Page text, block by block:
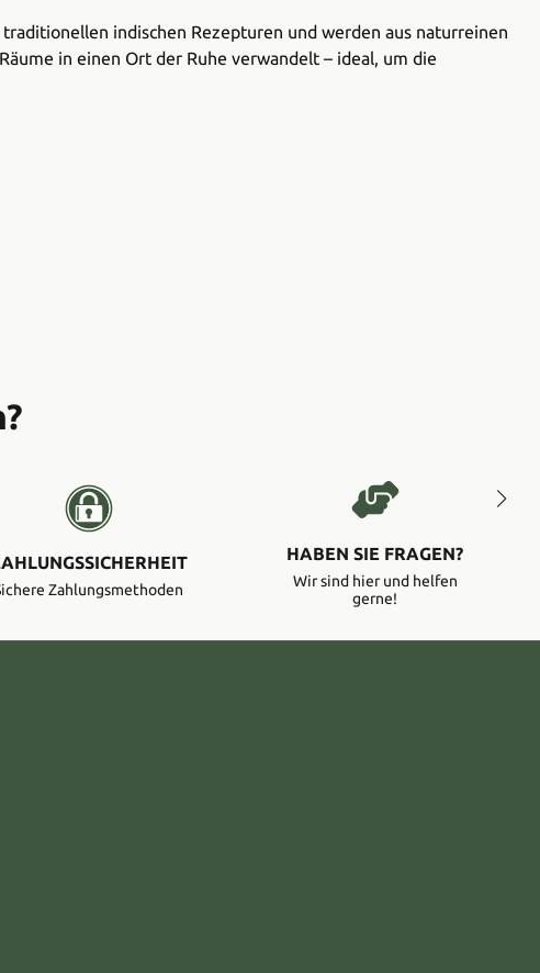
indischen Rezepturen und werden aus naturreinen
in einen Ort der Ruhe verwandelt – ideal, um die
Zahlungsmethoden
HABEN SIE FRAGEN?
Wir sind hier und helfen
gerne!